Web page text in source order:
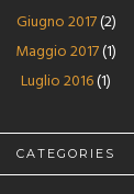
Giugno 2017(2)
Maggio 2017(1)
Luglio 2016(1)
CATEGORIES